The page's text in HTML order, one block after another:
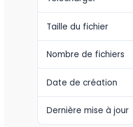
Taille du fichier
Nombre de fichiers
Date de création
Dernière mise à jour